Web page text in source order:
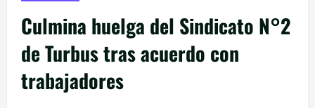
Culmina huelga del Sindicato N°2
de Turbus tras acuerdo con
trabajadores